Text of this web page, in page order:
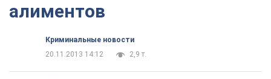
алиментов
Криминальные новости
20.11.2013 14:12
2,9 т.